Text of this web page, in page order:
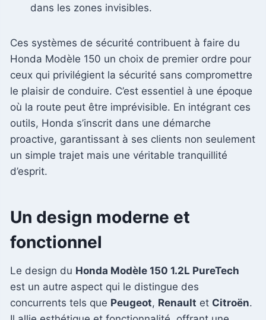
dans les zones invisibles.
Ces systèmes de sécurité contribuent à faire du
Honda Modèle 150 un choix de premier ordre pour
ceux qui privilégient la sécurité sans compromettre
le plaisir de conduire. C’est essentiel à une époque
où la route peut être imprévisible. En intégrant ces
outils, Honda s’inscrit dans une démarche
proactive, garantissant à ses clients non seulement
un simple trajet mais une véritable tranquillité
d’esprit.
Un design moderne et
fonctionnel
Le design du Honda Modèle 150 1.2L PureTech
est un autre aspect qui le distingue des
concurrents tels que Peugeot, Renault et Citroën.